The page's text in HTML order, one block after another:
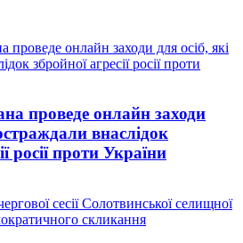
проведе онлайн заходи
внаслідок
росії проти України